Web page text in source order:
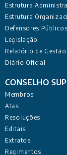
Estrutura
Estrutura
Defensores Públicos
Legislação
Relatório de Gestão
Diário Oficial
CONSELHO
Membros
Atas
Resoluções
Editais
Extratos
Regimentos